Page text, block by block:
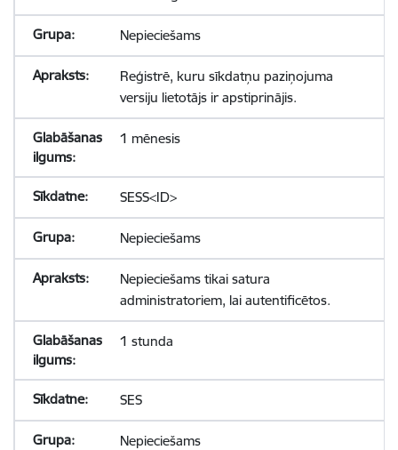
Nepieciešams
Reģistrē, kuru sīkdatņu paziņojuma
versiju lietotājs ir apstiprinājis.
1 mēnesis
SESS<ID>
Nepieciešams
Nepieciešams tikai satura
administratoriem, lai autentificētos.
1 stunda
SES
Nepieciešams